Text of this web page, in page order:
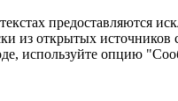
предоставляются
из открытых
используйте опцию